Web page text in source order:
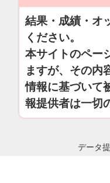
結果・成績・オ
ください。
本サイトのペー
ますが、その内
情報に基づいて
報提供者は一切
データ